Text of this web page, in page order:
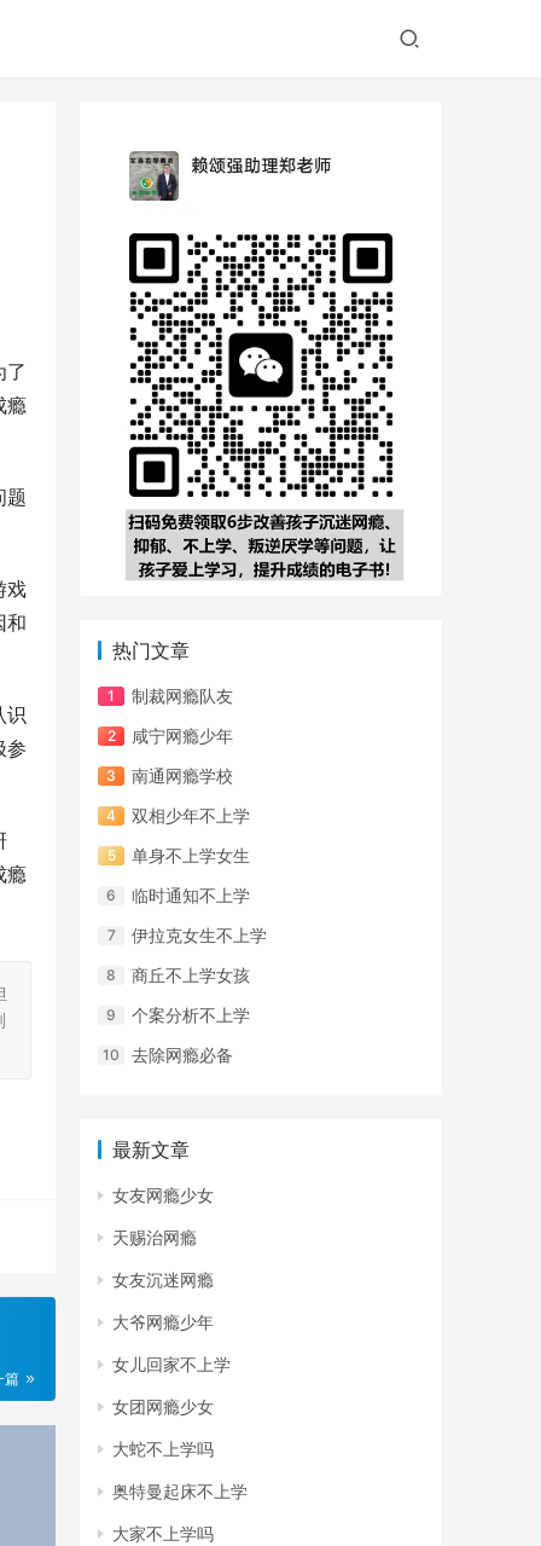
了
瘾
题
戏
和
识
参
瘾
篇
热门文章
制裁网瘾队友
咸宁网瘾少年
南通网瘾学校
双相少年不上学
单身不上学女生
临时通知不上学
伊拉克女生不上学
商丘不上学女孩
个案分析不上学
去除网瘾必备
最新文章
女友网瘾少女
天赐治网瘾
女友沉迷网瘾
大爷网瘾少年
女儿回家不上学
女团网瘾少女
大蛇不上学吗
奥特曼起床不上学
大家不上学吗